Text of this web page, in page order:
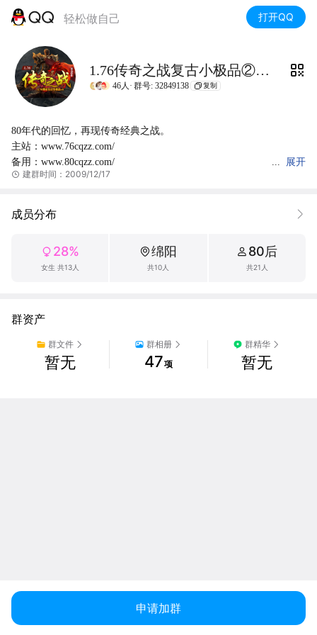
轻松做自己 打开QQ
1.76传奇之战复古小极品②群（联系管理发广告）
46人· 群号: 32849138 复制
展开
80年代的回忆，再现传奇经典之战。
主站：www.76cqzz.com/
备用：www.80cqzz.com/
    客服提供担保服务，长期稳定。充值走链接，无论多少拒谈比
散人0氪也能混，稳定打金。老板有激情，体验感强！
建群时间：2009/12/17
成员分布
28%
女生 共13人
绵阳
共10人
80后
共21人
群资产
群文件
暂无
群相册
47项
群精华
暂无
申请加群